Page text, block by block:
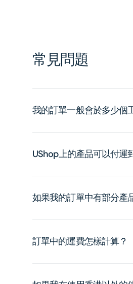
常見問題
我的訂單一般會於多少個
UShop上的產品可以付運
如果我的訂單中有部分產
訂單中的運費怎樣計算？